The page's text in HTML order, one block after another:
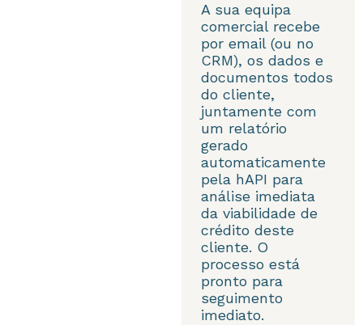
A sua equipa
comercial recebe
por email (ou no
CRM), os dados e
documentos todos
do cliente,
juntamente com
um relatório
gerado
automaticamente
pela hAPI para
análise imediata
da viabilidade de
crédito deste
cliente. O
processo está
pronto para
seguimento
imediato.